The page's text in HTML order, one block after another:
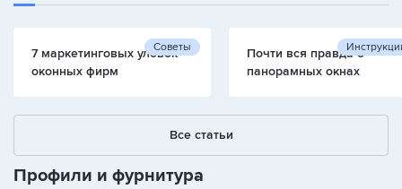
Советы
7 маркетинговых уловок
оконных фирм
Почти вся правда о
панорамных окнах
Все статьи
Профили и фурнитура